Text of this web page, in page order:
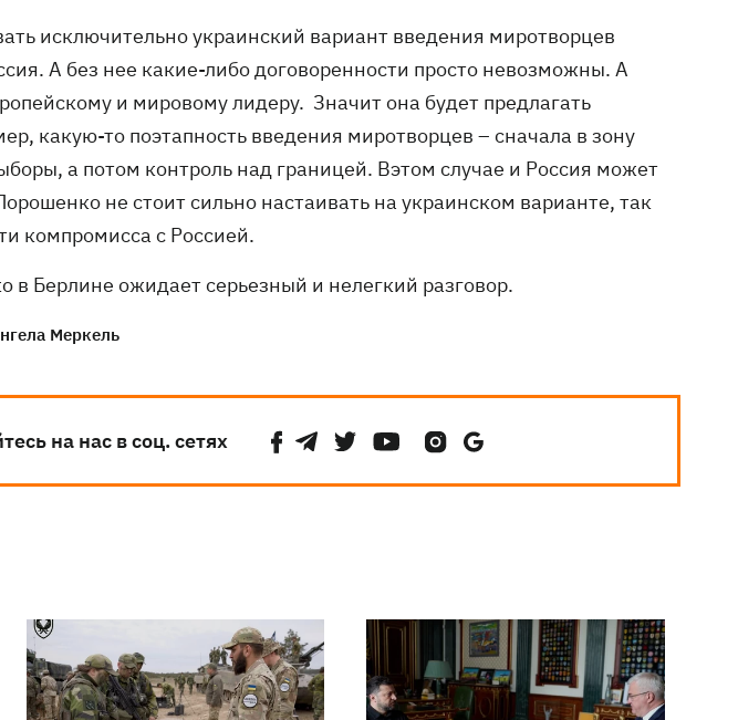
исключительно украинский вариант введения миротворцев
А без нее какие-либо договоренности просто невозможны. А
и мировому лидеру. Значит она будет предлагать
какую-то поэтапность введения миротворцев – сначала в зону
а потом контроль над границей. Вэтом случае и Россия может
не стоит сильно настаивать на украинском варианте, так
компромисса с Россией.
в Берлине ожидает серьезный и нелегкий разговор.
Меркель
на нас в соц. сетях